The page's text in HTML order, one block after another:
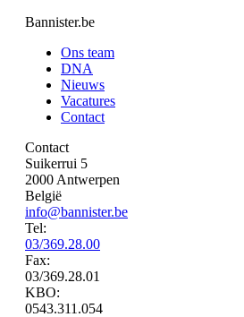
Bannister.be
Ons team
DNA
Nieuws
Vacatures
Contact
Contact
Suikerrui 5
2000 Antwerpen
België
info@bannister.be
Tel:
03/369.28.00
Fax:
03/369.28.01
KBO:
0543.311.054